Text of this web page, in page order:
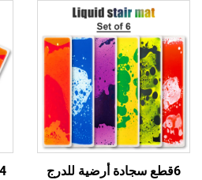
6قطع سجادة أرضية للدرج